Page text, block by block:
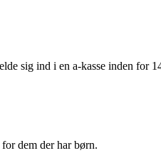
sig ind i en a-kasse inden for
dem der har børn.